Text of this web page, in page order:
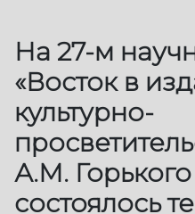
На 27-м
«Восток в
культурно-
А.М. Горького
состоялось